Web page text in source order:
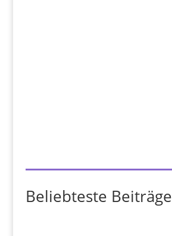
Beliebteste Beiträge